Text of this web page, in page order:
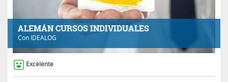
ALEMÁN CURSOS INDIVIDUALES
Con IDEALOG
Excelente